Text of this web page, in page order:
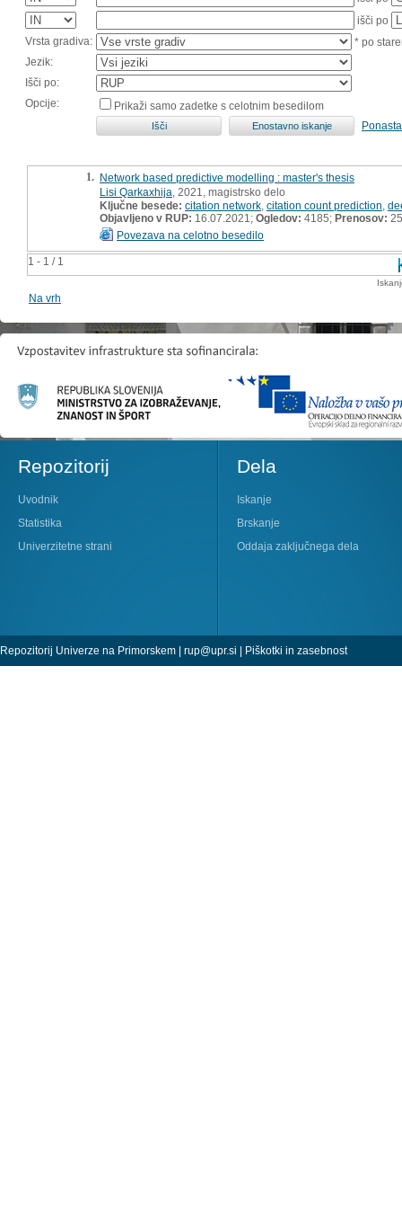
išči po
Vrsta gradiva:
* po
Jezik:
Išči po:
Opcije:
Prikaži samo zadetke s celotnim besedilom
1 - 1 / 1
1. Network based predictive modelling : master's thesis
Lisi Qarkaxhija , 2021, magistrsko delo
Ključne besede: citation network citation count prediction
Objavljeno v RUP: 16.07.2021; Ogledov: 4185; Prenosov: 25
Povezava na celotno besedilo
Na vrh
Repozitorij
Uvodnik
Statistika
Univerzitetne strani
Dela
Iskanje
Brskanje
Oddaja zaključnega dela
Repozitorij Univerze na Primorskem | rup@upr.si | Piškotki in zasebnost